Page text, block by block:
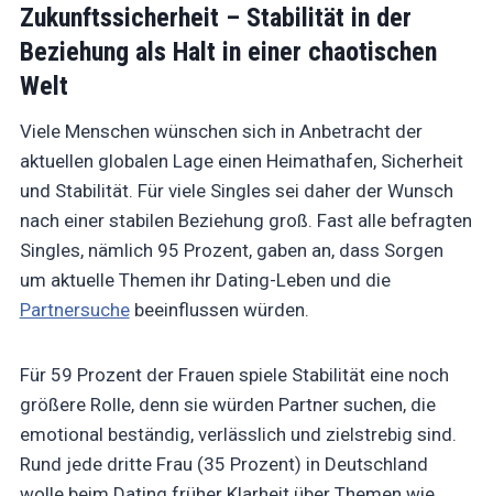
Zukunftssicherheit – Stabilität in der
Beziehung als Halt in einer chaotischen
Welt
Viele Menschen wünschen sich in Anbetracht der
aktuellen globalen Lage einen Heimathafen, Sicherheit
und Stabilität. Für viele Singles sei daher der Wunsch
nach einer stabilen Beziehung groß. Fast alle befragten
Singles, nämlich 95 Prozent, gaben an, dass Sorgen
um aktuelle Themen ihr Dating-Leben und die
Partnersuchebeeinflussen würden.
Für 59 Prozent der Frauen spiele Stabilität eine noch
größere Rolle, denn sie würden Partner suchen, die
emotional beständig, verlässlich und zielstrebig sind.
Rund jede dritte Frau (35 Prozent) in Deutschland